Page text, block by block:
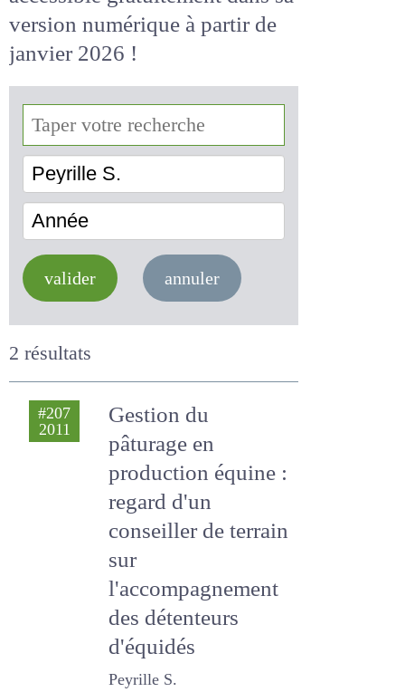
accessiblegratuitementdans
sa version numérique
de janvier 2026 !
valider annuler
2 résultats
#207
Gestion du
pâturage en
production équine :
regard d'un
conseiller de terrain
sur
l'accompagnement
des détenteurs
d'équidés